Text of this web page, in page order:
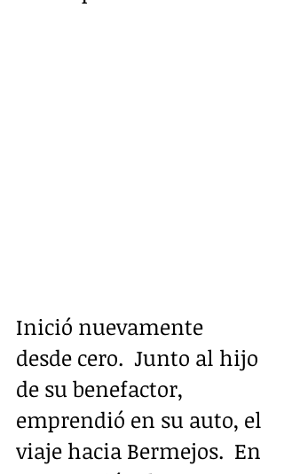
Inició nuevamente
desde cero.  Junto al hijo
de su benefactor,
emprendió en su auto, el
viaje hacia Bermejos.  En